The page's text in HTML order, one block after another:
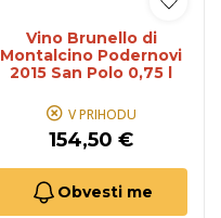
Vino Brunello di
Montalcino Podernovi
2015 San Polo 0,75 l
V PRIHODU
154,50 €
Obvesti me